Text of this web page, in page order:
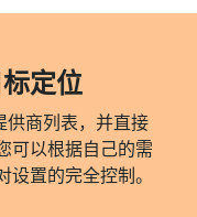
定位
供商列表，并直接
可以根据自己的需
置的完全控制。